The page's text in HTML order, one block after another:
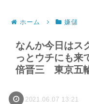
ホーム 嫌儲
なんか今日はス
っとウチにも
倍晋三 東京五
2021.06.07 13:21